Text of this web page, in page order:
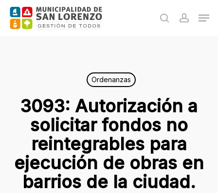
Skip
search
Ordenanzas
3093: Autorización a
solicitar fondos no
reintegrables para
ejecución de obras en
barrios de la ciudad.